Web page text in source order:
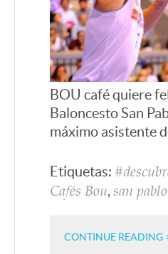
BOU café quiere
Baloncesto San
máximo asistente
Etiquetas:
Cafés Bou, san pablo
CONTINUE READING